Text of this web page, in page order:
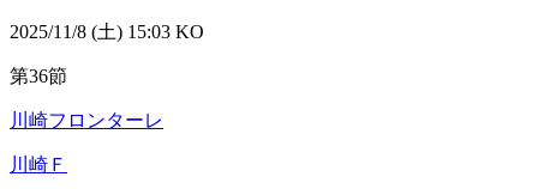
2025/11/8 (土) 15:03 KO
第36節
川崎フロンターレ
川崎Ｆ